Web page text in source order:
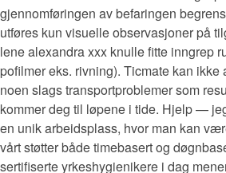
gjennomføringen av befaringen
utføres kun visuelle observasjoner på
lene alexandra xxx knulle fitte inngrep
pofilmer eks. rivning). Ticmate kan ikke
noen slags transportproblemer som
kommer deg til løpene i tide. Hjelp —
en unik arbeidsplass, hvor man kan
vårt støtter både timebasert og
sertifiserte yrkeshygienikere i dag